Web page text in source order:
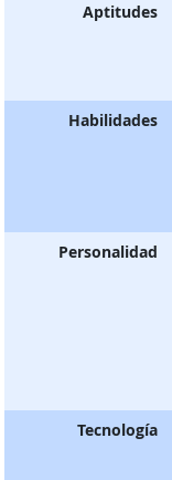
Aptitudes
Habilidades
Personalidad
Tecnología